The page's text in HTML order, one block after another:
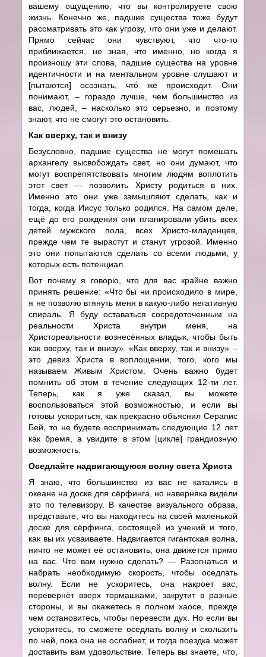
вашему ощущению, что вы контролируете свою
жизнь. Конечно же, падшие существа тоже будут
рассматривать это как угрозу, что они уже и делают.
Прямо сейчас они чувствуют, что что-то
приближается, не зная, что именно, но когда я
произношу эти слова, падшие существа на уровне
идентичности и на ментальном уровне слушают и
[пытаются] осознать, что́ же происходит. Они
понимают, – гораздо лучше, чем большинство из
вас, людей, – насколько это серьезно, и поэтому
знают, что не смогут это остановить.
Как вверху, так и внизу
Безусловно, падшие существа не могут помешать
архангелу высвобождать свет, но они думают, что
могут воспрепятствовать многим людям воплотить
этот свет — позволить Христу родиться в них.
Именно это они уже замышляют сделать, как и
тогда, когда Иисус только родился. На самом деле,
ещё до его рождения они планировали убить всех
детей мужского пола, всех Христо-младенцев,
прежде чем те вырастут и станут угрозой. Именно
это они попытаются сделать со всеми людьми, у
которых есть потенциал.
Вот почему я говорю, что для вас крайне важно
принять решение: «Что бы ни происходило в мире,
я не позволю втянуть меня в какую-либо негативную
спираль. Я буду оставаться сосредоточенным на
реальности Христа внутри меня, на
Христореальности вознесённых владык, чтобы быть
как вверху, так и внизу». «Как вверху, так и внизу» –
это девиз Христа в воплощении, того, кого мы
называем Живым Христом. Очень важно будет
помнить об этом в течение следующих 12-ти лет.
Теперь, как я уже сказал, вы можете
воспользоваться этой возможностью, и если вы
готовы ускориться, как прекрасно объяснил Серапис
Бей, то не будете воспринимать следующие 12 лет
как бремя, а увидите в этом [цикле] грандиозную
возможность.
Оседлайте надвигающуюся волну света Христа
Я знаю, что большинство из вас не катались в
океане на доске для сёрфинга, но наверняка видели
это по телевизору. В качестве визуального образа,
представьте, что вы находитесь на своей маленькой
доске для сёрфинга, состоящей из учений и того,
как вы их усваиваете. Надвигается гигантская волна,
ничто не может её остановить, она движется прямо
на вас. Что вам нужно сделать? — Разогнаться и
набрать необходимую скорость, чтобы оседлать
волну. Если не ускоритесь, она накроет вас,
перевернёт вверх тормашками, закрутит в разные
стороны, и вы окажетесь в полном хаосе, прежде
чем остановитесь, чтобы перевести дух. Но если вы
ускоритесь, то сможете оседлать волну и скользить
по ней, пока она не ослабнет, и тогда поездка может
доставить вам удовольствие. Теперь вы знаете, что,